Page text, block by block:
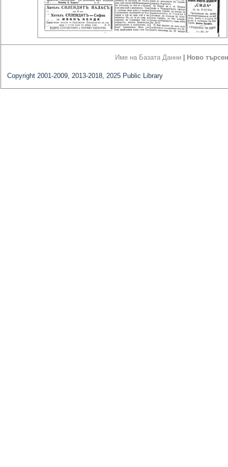
Име на Базата Данни Ново
Copyright 2001-2009, 2013-2018, 2025 Public Library